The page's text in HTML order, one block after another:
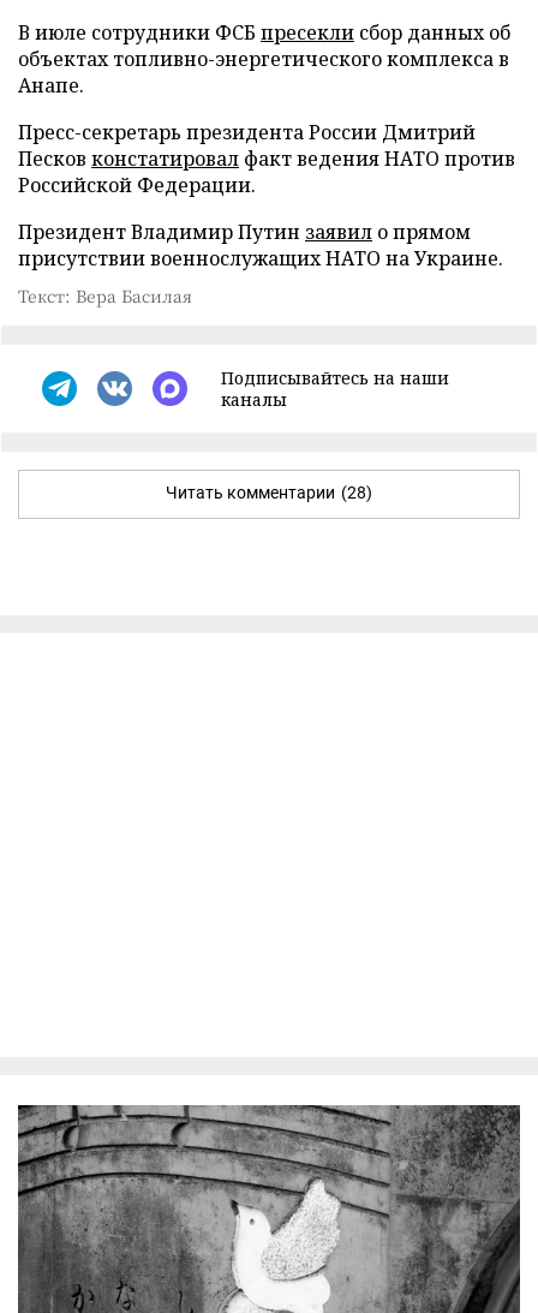
В июле сотрудники ФСБ пресекли сбор данных об
объектах топливно-энергетического комплекса в
Анапе.
Пресс-секретарь президента России Дмитрий
Песков констатировал факт ведения НАТО против
Российской Федерации.
Президент Владимир Путин заявил о прямом
присутствии военнослужащих НАТО на Украине.
Текст: Вера Басилая
Подписывайтесь на наши
каналы
Читать комментарии (28)